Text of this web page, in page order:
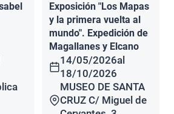
Exposición "Los Mapas
y la primera vuelta al
mundo". Expedición de
Magallanes y Elcano
14/05/2026al
18/10/2026
MUSEO DE SANTA
CRUZ C/ Miguel de